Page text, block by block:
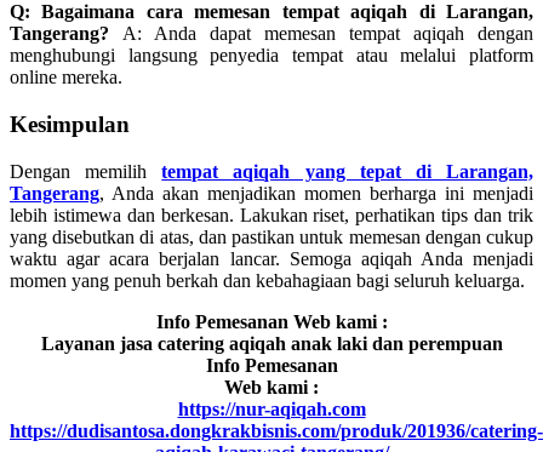
Q: Bagaimana cara memesan tempat aqiqah di Larangan,
Tangerang? A: Anda dapat memesan tempat aqiqah dengan
menghubungi langsung penyedia tempat atau melalui platform
online mereka.
Kesimpulan
Dengan memilihtempat aqiqah yang tepat di Larangan,
Tangerang, Anda akan menjadikan momen berharga ini menjadi
lebih istimewa dan berkesan. Lakukan riset, perhatikan tips dan trik
yang disebutkan di atas, dan pastikan untuk memesan dengan cukup
waktu agar acara berjalan lancar. Semoga aqiqah Anda menjadi
momen yang penuh berkah dan kebahagiaan bagi seluruh keluarga.
Info Pemesanan Web kami :
Layanan jasa catering aqiqah anak laki dan perempuan
Info Pemesanan
Web kami :
https://nur-aqiqah.com
https://dudisantosa.dongkrakbisnis.com/produk/201936/catering-